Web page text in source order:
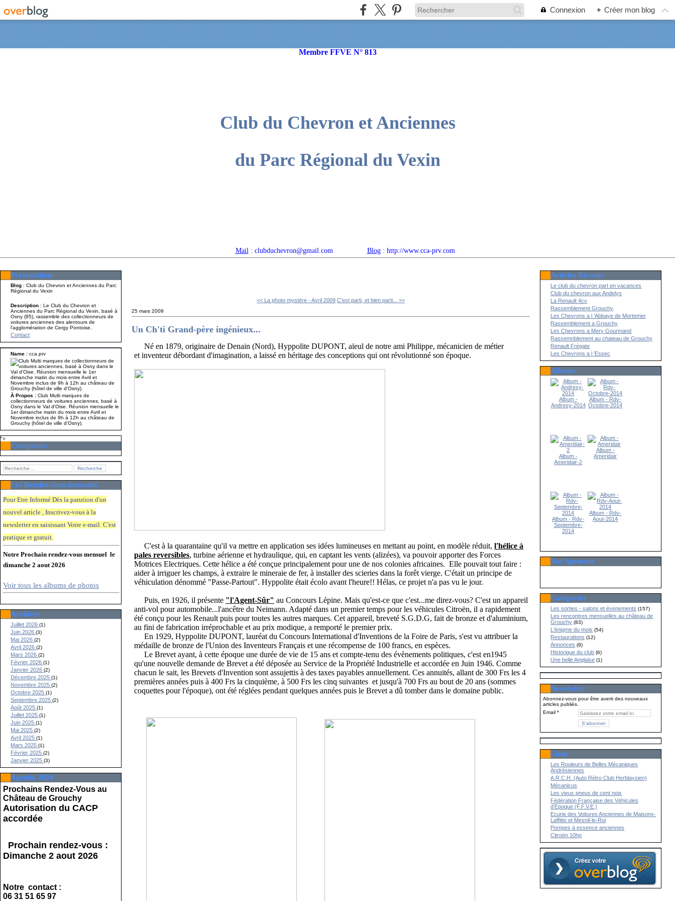
Connexion + Créer mon blog
Membre FFVE N° 813
Club du Chevron et Anciennes
du Parc Régional du Vexin
Mail : clubduchevron@gmail.com Blog: http://www.cca-prv.com
Présentation
Blog : Club du Chevron et Anciennes du Parc
Régional du Vexin
Description: Le Club du Chevron et
Anciennes du Parc Régional du Vexin, basé à
Osny (95), rassemble des collectionneurs de
voitures anciennes des alentours de
l'agglomération de Cergy Pontoise.
Contact
Name :cca.prv
À Propos :Club Multi marques de
collectionneurs de voitures anciennes, basé à
Osny dans le Val d'Oise. Réunion mensuelle le
1er dimanche matin du mois entre Avril et
Novembre inclus de 9h à 12h au château de
Grouchy (hôtel de ville d'Osny).
">
Compteurs
Les Rendez-vous mensuels
Pour Etre Informé Dès la parution d'un
nouvel article , Inscrivez-vous à la
newsletter en saisissant Votre e-mail. C'est
pratique et gratuit.
Notre Prochain rendez-vous mensuel le
dimanche 2 aout 2026
Voir tous les albums de photos
Archives
Juillet 2026(1)
Juin 2026(3)
Mai 2026(2)
Avril 2026(2)
Mars 2026(2)
Février 2026(1)
Janvier 2026(2)
Décembre 2025(1)
Novembre 2025(2)
Octobre 2025(1)
Septembre 2025(2)
Août 2025(1)
Juillet 2025(1)
Juin 2025(1)
Mai 2025(2)
Avril 2025(1)
Mars 2025(1)
Février 2025(2)
Janvier 2025(3)
Agenda 2024
Prochains Rendez-Vous au
Château de Grouchy
Autorisation du CACP
accordée
Prochain rendez-vous :
Dimanche 2 aout 2026
Notre contact :
06 31 51 65 97
<< La photo mystère - Avril 2009 C'est parti, et bien parti... >>
25 mars 2009
Un Ch'ti Grand-père ingénieux...
Né en 1879, originaire de Denain (Nord), Hyppolite DUPONT, aïeul de notre ami Philippe, mécanicien de métier
et inventeur débordant d'imagination, a laissé en héritage des conceptions qui ont révolutionné son époque.
C'est à la quarantaine qu'il va mettre en application ses idées lumineuses en mettant au point, en modèle réduit,l'hélice à
pales reversibles, turbine aérienne et hydraulique, qui, en captant les vents (alizées), va pouvoir apporter des Forces
Motrices Electriques. Cette hélice a été conçue principalement pour une de nos colonies africaines. Elle pouvait tout faire :
aider à irriguer les champs, à extraire le mineraie de fer, à installer des scieries dans la forêt vierge. C'était un principe de
véhiculation dénommé "Passe-Partout". Hyppolite était écolo avant l'heure!! Hélas, ce projet n'a pas vu le jour.
Puis, en 1926, il présente "l'Agent-Sûr" au Concours Lépine. Mais qu'est-ce que c'est...me direz-vous? C'est un appareil
anti-vol pour automobile...l'ancêtre du Neimann. Adapté dans un premier temps pour les véhicules Citroën, il a rapidement
été conçu pour les Renault puis pour toutes les autres marques. Cet appareil, breveté S.G.D.G, fait de bronze et d'aluminium,
au fini de fabrication irréprochable et au prix modique, a remporté le premier prix.
En 1929, Hyppolite DUPONT, lauréat du Concours International d'Inventions de la Foire de Paris, s'est vu attribuer la
médaille de bronze de l'Union des Inventeurs Français et une récompense de 100 francs, en espèces.
Le Brevet ayant, à cette époque une durée de vie de 15 ans et compte-tenu des évènements politiques, c'est en1945
qu'une nouvelle demande de Brevet a été déposée au Service de la Propriété Industrielle et accordée en Juin 1946. Comme
chacun le sait, les Brevets d'Invention sont assujettis à des taxes payables annuellement. Ces annuités, allant de 300 Frs les 4
premières années puis à 400 Frs la cinquième, à 500 Frs les cinq suivantes et jusqu'à 700 Frs au bout de 20 ans (sommes
coquettes pour l'époque), ont été réglées pendant quelques années puis le Brevet a dû tomber dans le domaine public.
Articles Récents
Le club du chevron part en vacances
Club du chevron aux Andelys
La Renault 4cv
Rassemblement Grouchy
Les Chevrons a l 'Abbaye de Mortemer
Rassemblement a Grouchy
Les Chevrons a Mery Gourmand
Rassemnblement au chateau de Grouchy
Renault Frégate
Les Chevrons a l 'Essec
Albums
Album -
Andresy-2014
Album - Rdv-
Octobre-2014
Album -
Ameridair-2
Album -
Ameridair
Album - Rdv-
Septembre-
2014
Album - Rdv-
Aout-2014
Nos Sponsors
Catégories
Les sorties - salons et évenements (157)
Les rencontres mensuelles au château de
Grouchy (83)
L'énigme du mois (54)
Restaurations (12)
Annonces (9)
Historique du club (6)
Une belle Anglaise (1)
Newsletter
Abonnez-vous pour être averti des nouveaux
articles publiés.
Email
Liens
Les Rouleurs de Belles Mécaniques
Andrésiennes
A.R.C.H. (Auto Rétro Club Herblaysien)
Mécanicus
Les vieux pneus de cent noix
Fédération Française des Véhicules
d'Epoque (F.F.V.E.)
Ecurie des Voitures Anciennes de Maisons-
Laffitte et Mesnil-le-Roi
Pompes à essence anciennes
Citroën 10hp